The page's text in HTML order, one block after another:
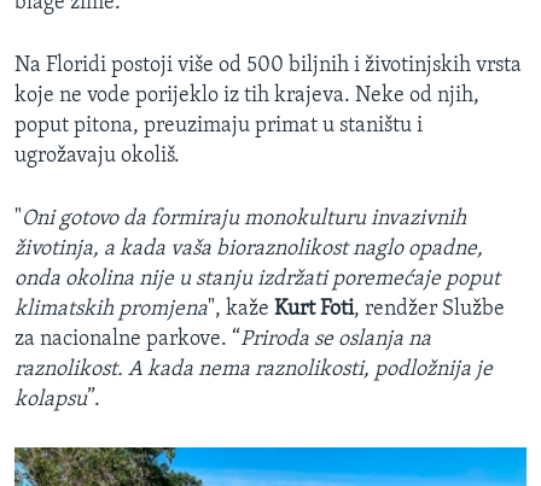
Na Floridi postoji više od 500 biljnih i životinjskih vrsta
koje ne vode porijeklo iz tih krajeva. Neke od njih,
poput pitona, preuzimaju primat u staništu i
ugrožavaju okoliš.
"Oni gotovo da formiraju monokulturu invazivnih
životinja, a kada vaša bioraznolikost naglo opadne,
onda okolina nije u stanju izdržati poremećaje poput
klimatskih promjena", kaže Kurt Foti, rendžer Službe
za nacionalne parkove. “Priroda se oslanja na
raznolikost. A kada nema raznolikosti, podložnija je
kolapsu”.